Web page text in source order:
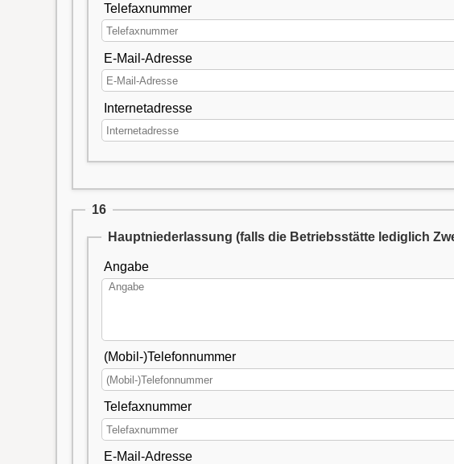
Telefaxnummer
E-Mail-Adresse
Internetadresse
16
Hauptniederlassung (falls die Betriebsstätte lediglich
Angabe
(Mobil-)Telefonnummer
Telefaxnummer
E-Mail-Adresse